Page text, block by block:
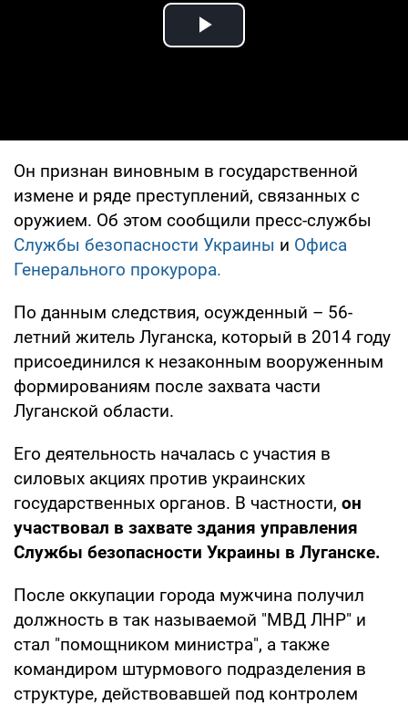
Play Video
Он признан виновным в государственной
измене и ряде преступлений, связанных с
оружием. Об этом сообщили пресс-службы
Службы безопасности Украины и Офиса
Генерального прокурора.
По данным следствия, осужденный – 56-
летний житель Луганска, который в 2014 году
присоединился к незаконным вооруженным
формированиям после захвата части
Луганской области.
Его деятельность началась с участия в
силовых акциях против украинских
государственных органов. В частности, он
участвовал в захвате здания управления
Службы безопасности Украины в Луганске.
После оккупации города мужчина получил
должность в так называемой "МВД ЛНР" и
стал "помощником министра", а также
командиром штурмового подразделения в
структуре, действовавшей под контролем